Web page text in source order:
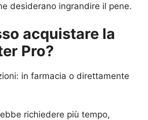
desiderano ingrandire il pene.
acquistare la
Pro?
in farmacia o direttamente
richiedere più tempo,